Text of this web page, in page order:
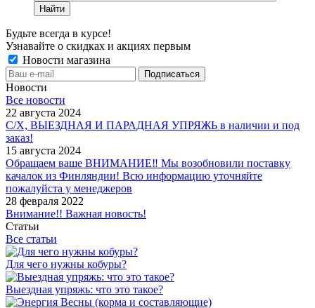
Найти
Будьте всегда в курсе!
Узнавайте о скидках и акциях первым
Новости магазина
Новости
Все новости
22 августа 2024
С/Х, ВЫЕЗДНАЯ И ПАРАДНАЯ УПРЯЖЬ в наличии и под
заказ!
15 августа 2024
Обращаем ваше ВНИМАНИЕ‼ Мы возобновили поставку
качалок из Финляндии! Всю информацию уточняйте
пожалуйста у менеджеров
28 февраля 2022
Внимание!! Важная новость!
Статьи
Все статьи
Для чего нужны кобуры?
Выездная упряжь: что это такое?